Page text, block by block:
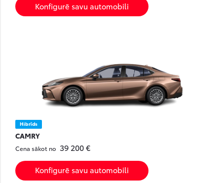
Konfigurē savu automobili
Hibrīds
CAMRY
Cena sākot no 39 200 €
Konfigurē savu automobili